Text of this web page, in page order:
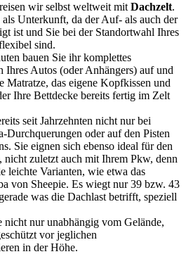
wir selbst weltweit mit Dachzelt.
Unterkunft, da der Auf- als auch der
ist und Sie bei der Standortwahl Ihres
sind.
bauen Sie ihr komplettes
Ihres Autos (oder Anhängers) auf und
Matratze, das eigene Kopfkissen und
Ihre Bettdecke bereits fertig im Zelt
seit Jahrzehnten nicht nur bei
Durchquerungen oder auf den Pisten
Sie eignen sich ebenso ideal für den
zuletzt auch mit Ihrem Pkw, denn
leichte Varianten, wie etwa das
von Sheepie. Es wiegt nur 39 bzw. 43
was die Dachlast betrifft, speziell
nur unabhängig vom Gelände,
vor jeglichen
in der Höhe.